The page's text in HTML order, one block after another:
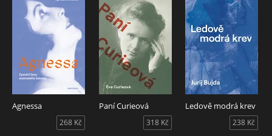
Agnessa
268 Kč
Paní Curieová
318 Kč
Ledově modrá krev
238 Kč